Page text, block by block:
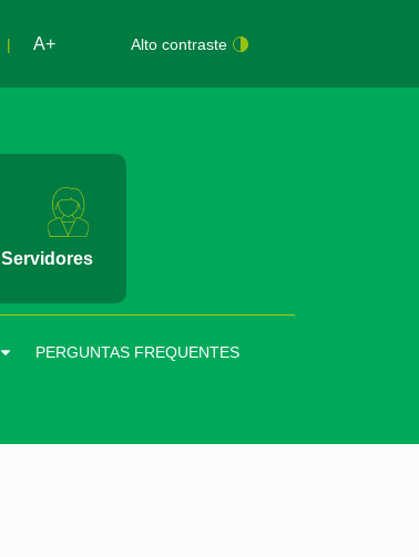
| A+ Alto contraste
Servidores
PERGUNTAS FREQUENTES